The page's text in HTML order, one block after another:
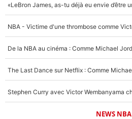
NEWS NBA